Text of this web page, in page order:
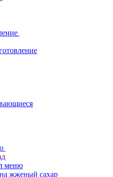
меню
жженый сахар